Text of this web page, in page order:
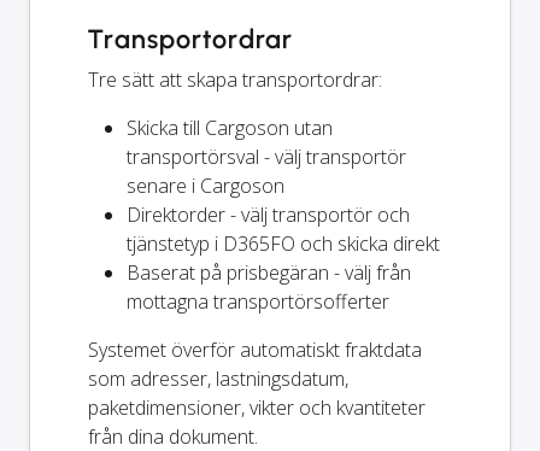
Transportordrar
Tre sätt att skapa transportordrar:
Skicka till Cargoson utan
transportörsval - välj transportör
senare i Cargoson
Direktorder - välj transportör och
tjänstetyp i D365FO och skicka direkt
Baserat på prisbegäran - välj från
mottagna transportörsofferter
Systemet överför automatiskt fraktdata
som adresser, lastningsdatum,
paketdimensioner, vikter och kvantiteter
från dina dokument.